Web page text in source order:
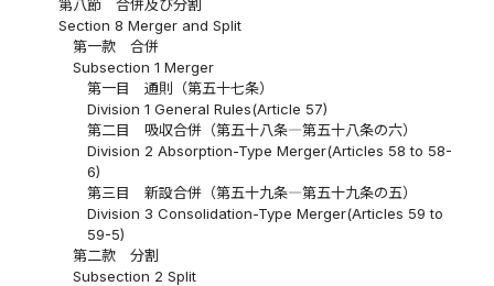
第八節 合併及び分割
Section 8 Merger and Split
第一款 合併
Subsection 1 Merger
第一目 通則（第五十七条）
Division 1 General Rules(Article 57)
第二目 吸収合併（第五十八条―第五十八条の六）
Division 2 Absorption-Type Merger(Articles 58 to 58-
6)
第三目 新設合併（第五十九条―第五十九条の五）
Division 3 Consolidation-Type Merger(Articles 59 to
59-5)
第二款 分割
Subsection 2 Split